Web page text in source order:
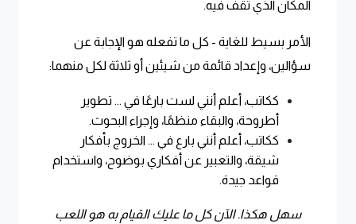
المكان الذي تقف فيه.
الأمر بسيط للغاية - كل ما تفعله هو الإجابة عن
سؤالين، وإعداد قائمة من شيئين أو ثلاثة لكل منهما:
ككاتب، أعلم أنني لست بارعًا في ... تطوير
أطروحة، والبقاء منظمًا، وإجراء البحوث.
ككاتب، أعلم أنني بارع في ... الخروج بأفكار
شيقة، والتعبير عن أفكاري بوضوح، واستخدام
قواعد جيدة.
سهل هكذا. الآن كل ما عليك القيام به هو اللعب